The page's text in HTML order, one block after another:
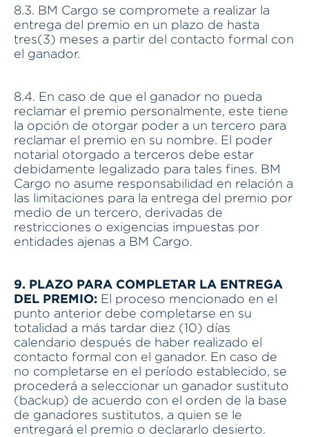
8.3. BM Cargo se compromete a realizar la
entrega del premio en un plazo de hasta
tres(3) meses a partir del contacto formal con
el ganador.
8.4. En caso de que el ganador no pueda
reclamar el premio personalmente, este tiene
la opción de otorgar poder a un tercero para
reclamar el premio en su nombre. El poder
notarial otorgado a terceros debe estar
debidamente legalizado para tales fines. BM
Cargo no asume responsabilidad en relación a
las limitaciones para la entrega del premio por
medio de un tercero, derivadas de
restricciones o exigencias impuestas por
entidades ajenas a BM Cargo.
9. PLAZO PARA COMPLETAR LA ENTREGA
DEL PREMIO: El proceso mencionado en el
punto anterior debe completarse en su
totalidad a más tardar diez (10) días
calendario después de haber realizado el
contacto formal con el ganador. En caso de
no completarse en el período establecido, se
procederá a seleccionar un ganador sustituto
(backup) de acuerdo con el orden de la base
de ganadores sustitutos, a quien se le
entregará el premio o declararlo desierto.